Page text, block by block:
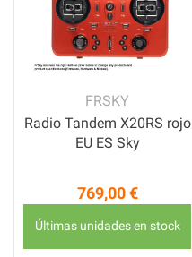
FRSKY
Radio Tandem X20RS rojo
EU ES Sky
Precio
769,00 €
Últimas unidades en stock